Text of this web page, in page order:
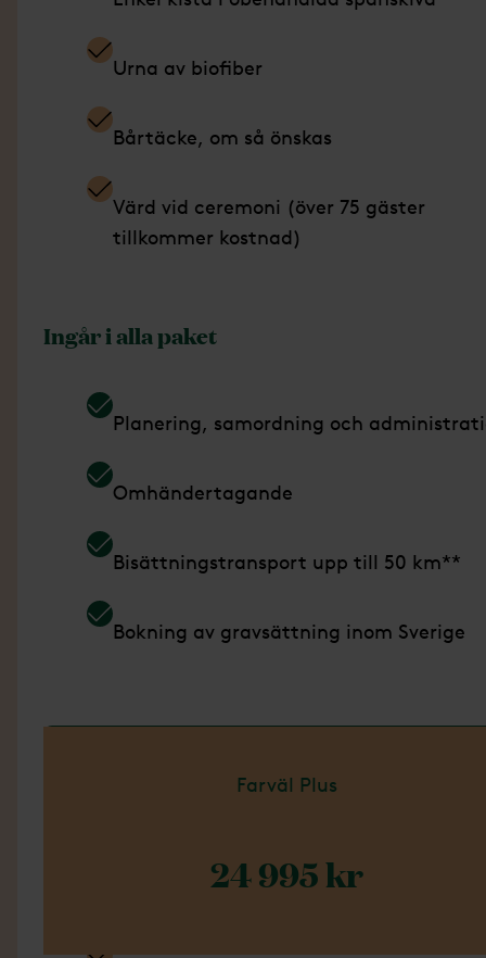
Urna av biofiber
Bårtäcke, om så önskas
Värd vid ceremoni (över 75 gäster
tillkommer kostnad)
Ingår i alla paket
Planering, samordning och
Omhändertagande
Bisättningstransport upp till 50 km**
Bokning av gravsättning inom Sverige
Farväl Plus
24 995 kr
Ingår i detta paket